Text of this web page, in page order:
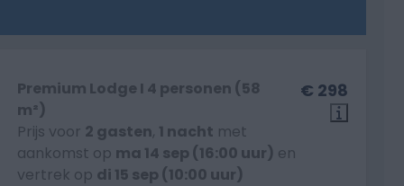
€ 298
Premium Lodge I 4 personen (58
m²)
Prijs voor 2 gasten, 1 nacht met
aankomst op ma 14 sep (16:00 uur) en
vertrek op di 15 sep (10:00 uur)